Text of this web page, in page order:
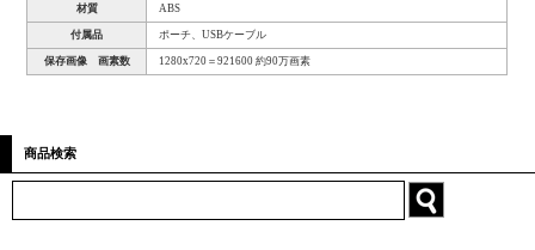
材質 ABS
付属品 ポーチ、USBケーブル
保存画像 画素数 1280x720＝921600 約90万画素
商品検索